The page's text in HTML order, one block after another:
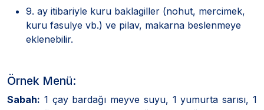
9. ay itibariyle kuru baklagiller (nohut, mercimek,
kuru fasulye vb.) ve pilav, makarna beslenmeye
eklenebilir.
Örnek Menü:
Sabah: 1 çay bardağı meyve suyu, 1 yumurta sarısı, 1